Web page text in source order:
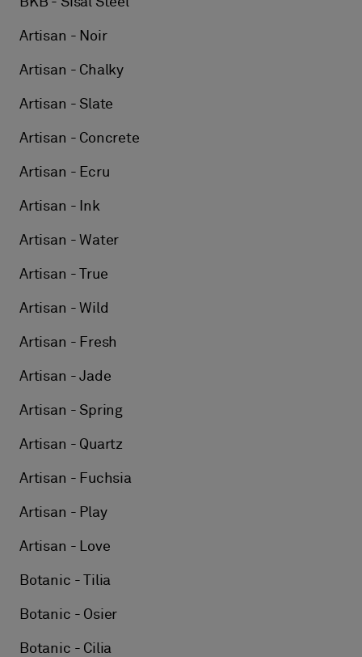
Artisan - Noir
Artisan - Chalky
Artisan - Slate
Artisan - Concrete
Artisan - Ecru
Artisan - Ink
Artisan - Water
Artisan - True
Artisan - Wild
Artisan - Fresh
Artisan - Jade
Artisan - Spring
Artisan - Quartz
Artisan - Fuchsia
Artisan - Play
Artisan - Love
Botanic - Tilia
Botanic - Osier
Botanic - Cilia